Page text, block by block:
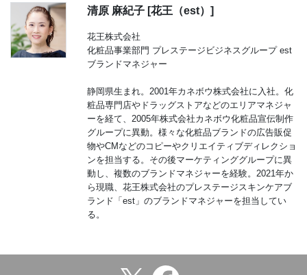
清原 麻紀子 [花王（est）]
花王株式会社
化粧品事業部門 プレステージビジネスグループ est
ブランドマネジャー
静岡県生まれ。2001年カネボウ株式会社に入社。化
粧品専門店やドラッグストアなどのエリアマネジャ
ーを経て、2005年株式会社カネボウ化粧品宣伝制作
グループに異動。様々な化粧品ブランドの広告販促
物やCMなどのコピーやクリエイティブディレクショ
ンを担当する。その後マーケティンググループに異
動し、複数のブランドマネジャーを経験。2021年か
ら現職、花王株式会社のプレステージスキンケアブ
ランド「est」のブランドマネジャーを担当してい
る。